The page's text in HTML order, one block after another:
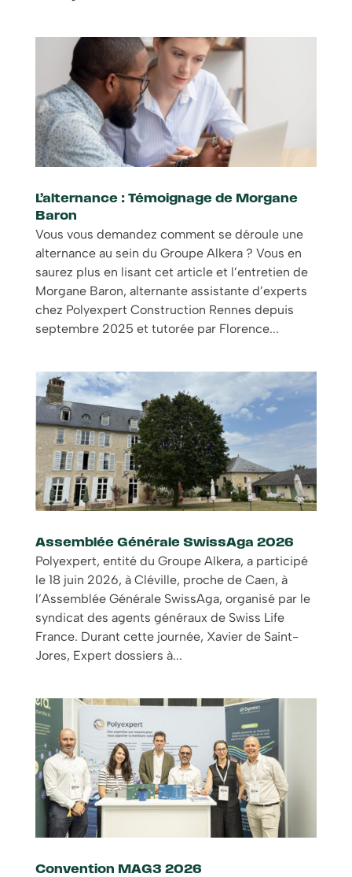
L’alternance : Témoignage de Morgane
Baron
Vous vous demandez comment se déroule une
alternance au sein du Groupe Alkera ? Vous en
saurez plus en lisant cet article et l’entretien de
Morgane Baron, alternante assistante d’experts
chez Polyexpert Construction Rennes depuis
septembre 2025 et tutorée par Florence...
Assemblée Générale SwissAga 2026
Polyexpert, entité du Groupe Alkera, a participé
le 18 juin 2026, à Cléville, proche de Caen, à
l’Assemblée Générale SwissAga, organisé par le
syndicat des agents généraux de Swiss Life
France. Durant cette journée, Xavier de Saint-
Jores, Expert dossiers à...
Convention MAG3 2026